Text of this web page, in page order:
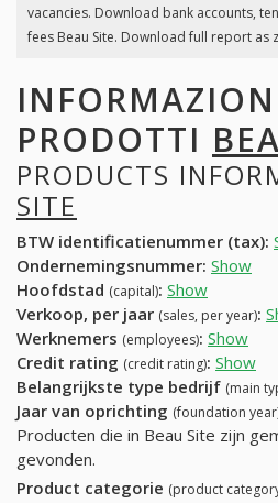
vacancies. Download bank accounts,
fees Beau Site. Download full report as
PRODOTTI
PRODUCTS
SITE
BTW identificatienummer (tax):
Ondernemingsnummer: Show
Hoofdstad (capital): Show
Verkoop, per jaar (sales, per year):
Werknemers (employees): Show
Credit rating (credit rating): Show
Belangrijkste type bedrijf (main
Jaar van oprichting (foundation
Producten die in Beau Site zijn
gevonden.
Product categorie (product